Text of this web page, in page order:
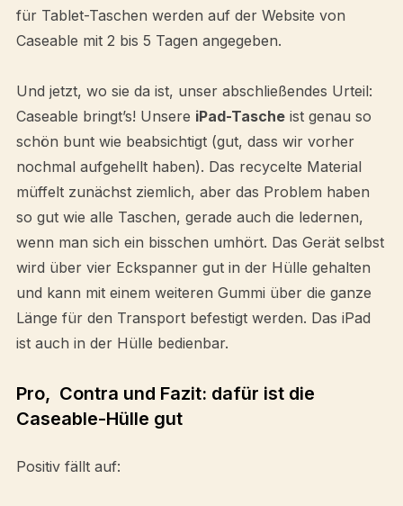
für Tablet-Taschen werden auf der Website von
Caseable mit 2 bis 5 Tagen angegeben.
Und jetzt, wo sie da ist, unser abschließendes Urteil:
Caseable bringt’s! Unsere iPad-Tascheist genau so
schön bunt wie beabsichtigt (gut, dass wir vorher
nochmal aufgehellt haben). Das recycelte Material
müffelt zunächst ziemlich, aber das Problem haben
so gut wie alle Taschen, gerade auch die ledernen,
wenn man sich ein bisschen umhört. Das Gerät selbst
wird über vier Eckspanner gut in der Hülle gehalten
und kann mit einem weiteren Gummi über die ganze
Länge für den Transport befestigt werden. Das iPad
ist auch in der Hülle bedienbar.
Pro, Contra und Fazit: dafür ist die
Caseable-Hülle gut
Positiv fällt auf: